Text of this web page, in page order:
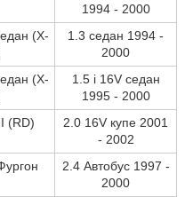
1994 - 2000
(X-
1.3 седан 1994 -
2000
(X-
1.5 i 16V седан
1995 - 2000
(RD)
2.0 16V купе 2001
- 2002
2.4 Автобус 1997 -
2000